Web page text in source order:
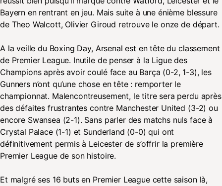
Bayern en rentrant en jeu. Mais suite à une énième blessure
de Theo Walcott, Olivier Giroud retrouve le onze de départ.
A la veille du Boxing Day, Arsenal est en tête du classement
de Premier League. Inutile de penser à la Ligue des
Champions après avoir coulé face au Barça (0-2, 1-3), les
Gunners n’ont qu’une chose en tête : remporter le
championnat. Malencontreusement, le titre sera perdu après
des défaites frustrantes contre Manchester United (3-2) ou
encore Swansea (2-1). Sans parler des matchs nuls face à
Crystal Palace (1-1) et Sunderland (0-0) qui ont
définitivement permis à Leicester de s’offrir la première
Premier League de son histoire.
Et malgré ses 16 buts en Premier League cette saison là,